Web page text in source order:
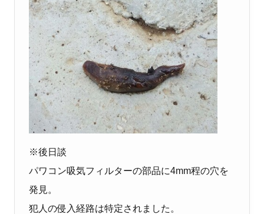
※後日談
パワコン吸気フィルターの部品に4mm程の穴を
発見。
犯人の侵入経路は特定されました。